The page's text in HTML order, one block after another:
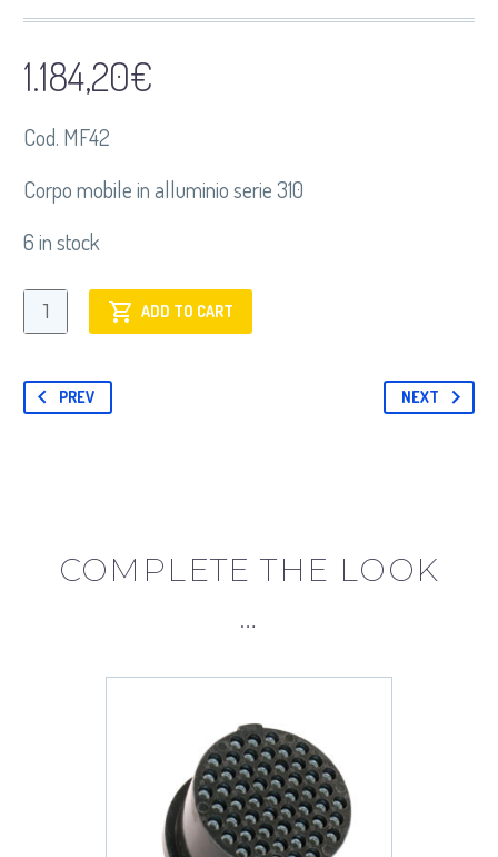
1.184,20€
Cod. MF42
Corpo mobile in alluminio serie 310
6 in stock
MF42
Corpo
in
alluminio
ADD TO CART
PREV NEXT
COMPLETE THE LOOK
…